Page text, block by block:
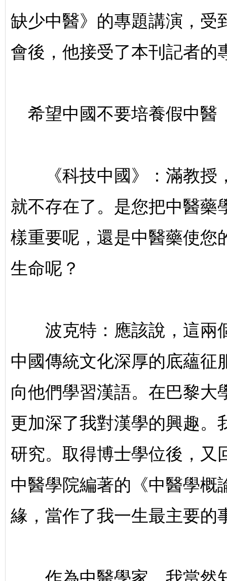
缺少中醫》的專題講演，受
會後，他接受了本刊記者的
希望中國不要培養假中醫
《科技中國》：滿教授
就不存在了。是您把中醫藥
樣重要呢，還是中醫藥使您
生命呢？
波克特：應該說，這兩
中國傳統文化深厚的底蘊征
向他們學習漢語。在巴黎大
更加深了我對漢學的興趣。
研究。取得博士學位後，又
中醫學院編著的《中醫學概
緣，當作了我一生最主要的